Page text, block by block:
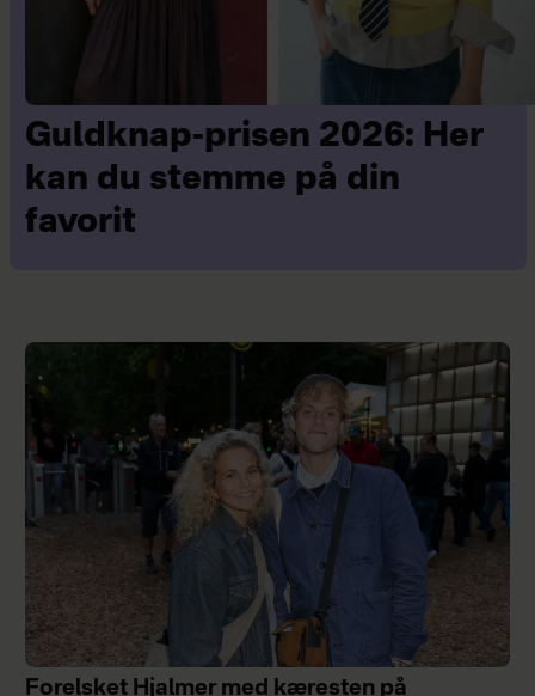
Guldknap-prisen 2026: Her
kan du stemme på din
favorit
Forelsket Hjalmer med kæresten på